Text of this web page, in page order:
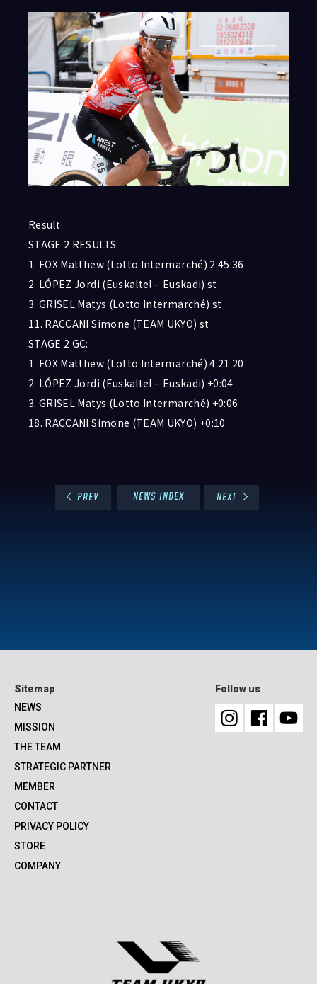
Result
STAGE 2 RESULTS:
1. FOX Matthew (Lotto Intermarché) 2:45:36
2. LÓPEZ Jordi (Euskaltel – Euskadi) st
3. GRISEL Matys (Lotto Intermarché) st
11. RACCANI Simone (TEAM UKYO) st
STAGE 2 GC:
1. FOX Matthew (Lotto Intermarché) 4:21:20
2. LÓPEZ Jordi (Euskaltel – Euskadi) +0:04
3. GRISEL Matys (Lotto Intermarché) +0:06
18. RACCANI Simone (TEAM UKYO) +0:10
PREV NEWS INDEX NEXT
Sitemap
NEWS
MISSION
THE TEAM
STRATEGIC PARTNER
MEMBER
CONTACT
PRIVACY POLICY
STORE
COMPANY
Follow us